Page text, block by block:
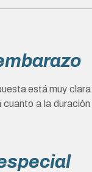
está muy
a la